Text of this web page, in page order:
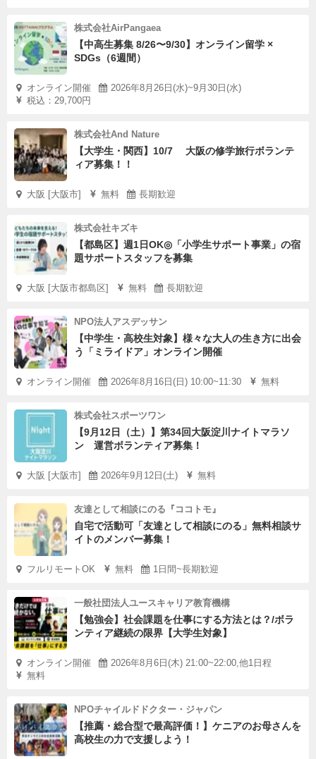
株式会社AirPangaea
【中高生募集 8/26〜9/30】オンライン留学 ×
SDGs（6週間）
オンライン開催
2026年8月26日(水)~9月30日(水)
税込：29,700円
株式会社And Nature
【大学生・関西】10/7 大阪の修学旅行ボランテ
ィア募集！！
大阪 [大阪市] 無料 長期歓迎
株式会社キズキ
【都島区】週1日OK◎「小学生サポート事業」の宿
題サポートスタッフを募集
大阪 [大阪市都島区] 無料 長期歓迎
NPO法人アスデッサン
【中学生・高校生対象】様々な大人の生き方に出会
う「ミライドア」オンライン開催
オンライン開催 2026年8月16日(日) 10:00~11:30 無料
株式会社スポーツワン
【9月12日（土）】第34回大阪淀川ナイトマラソ
ン 運営ボランティア募集！
大阪 [大阪市] 2026年9月12日(土) 無料
友達として相談にのる『ココトモ』
自宅で活動可「友達として相談にのる」無料相談サ
イトのメンバー募集！
フルリモートOK 無料 1日間~長期歓迎
一般社団法人ユースキャリア教育機構
【勉強会】社会課題を仕事にする方法とは？/ボラ
ンティア継続の限界【大学生対象】
オンライン開催
2026年8月6日(木) 21:00~22:00,他1日程
無料
NPOチャイルドドクター・ジャパン
【推薦・総合型で最高評価！】ケニアのお母さんを
高校生の力で支援しよう！